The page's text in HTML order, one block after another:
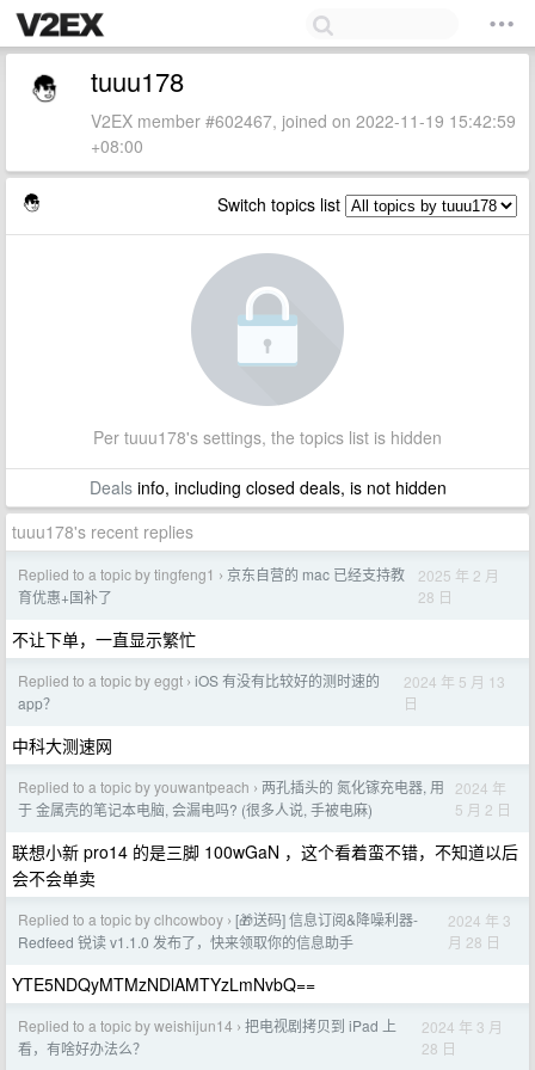
tuuu178
V2EX member #602467, joined on 2022-11-19 15:42:59
+08:00
Switch topics list
Per tuuu178's settings, the topics list is hidden
Dealsinfo, including closed deals, is not hidden
tuuu178's recent replies
Replied to a topic by tingfeng1 › 京东自营的 mac 已经支持教
育优惠+国补了
2025 年 2 月
28 日
不让下单，一直显示繁忙
Replied to a topic by eggt › iOS 有没有比较好的测时速的
app？
2024 年 5 月 13
日
中科大测速网
Replied to a topic by youwantpeach › 两孔插头的 氮化镓充电器, 用
于 金属壳的笔记本电脑, 会漏电吗? (很多人说, 手被电麻)
2024 年
5 月 2 日
联想小新 pro14 的是三脚 100wGaN ，这个看着蛮不错，不知道以后
会不会单卖
Replied to a topic by clhcowboy › [🎁送码] 信息订阅&降噪利器-
Redfeed 锐读 v1.1.0 发布了，快来领取你的信息助手
2024 年 3
月 28 日
YTE5NDQyMTMzNDlAMTYzLmNvbQ==
Replied to a topic by weishijun14 › 把电视剧拷贝到 iPad 上
看，有啥好办法么？
2024 年 3 月
28 日